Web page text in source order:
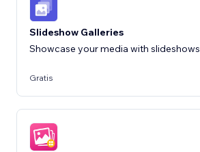
Slideshow Galleries
Showcase your media with slideshows
Gratis